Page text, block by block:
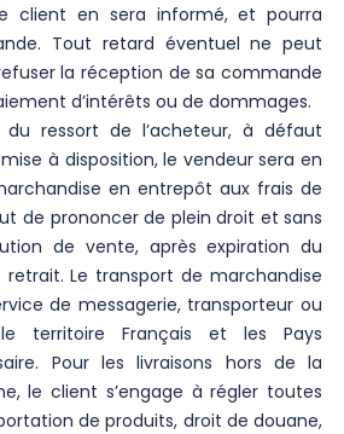
client en sera informé, et pourra
Tout retard éventuel ne peut
la réception de sa commande
d’intérêts ou de dommages.
du ressort de l’acheteur, à défaut
à disposition, le vendeur sera en
en entrepôt aux frais de
de prononcer de plein droit et sans
de vente, après expiration du
Le transport de marchandise
de messagerie, transporteur ou
territoire Français et les Pays
Pour les livraisons hors de la
le client s’engage à régler toutes
de produits, droit de douane,